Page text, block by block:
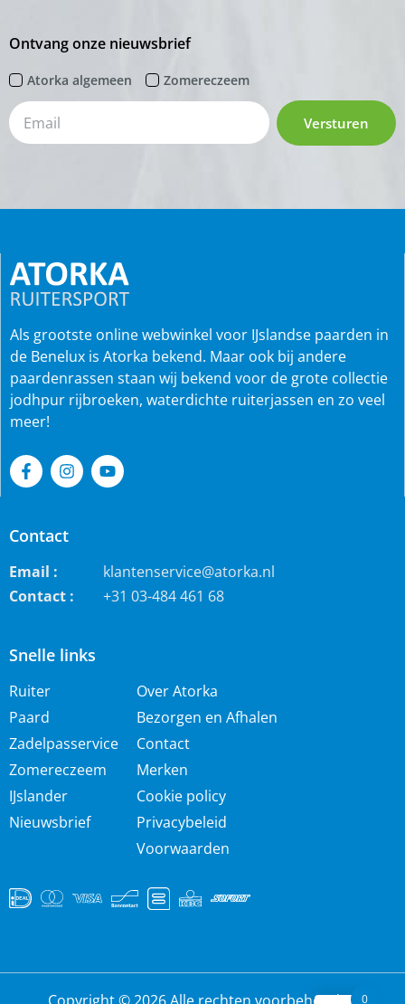
Ontvang onze nieuwsbrief
Atorka algemeen Zomereczeem
Versturen
Snelle links
Ruiter
Paard
Zadelpasservice
Zomereczeem
IJslander
Nieuwsbrief
Over Atorka
Bezorgen en Afhalen
Contact
Merken
Cookie policy
Privacybeleid
Voorwaarden
Als grootste online webwinkel voor IJslandse paarden in
de Benelux is Atorka bekend. Maar ook bij andere
paardenrassen staan wij bekend voor de grote collectie
jodhpur rijbroeken, waterdichte ruiterjassen en zo veel
meer!
Contact
Email :
klantenservice@atorka.nl
Contact :
+31 03-484 461 68
0